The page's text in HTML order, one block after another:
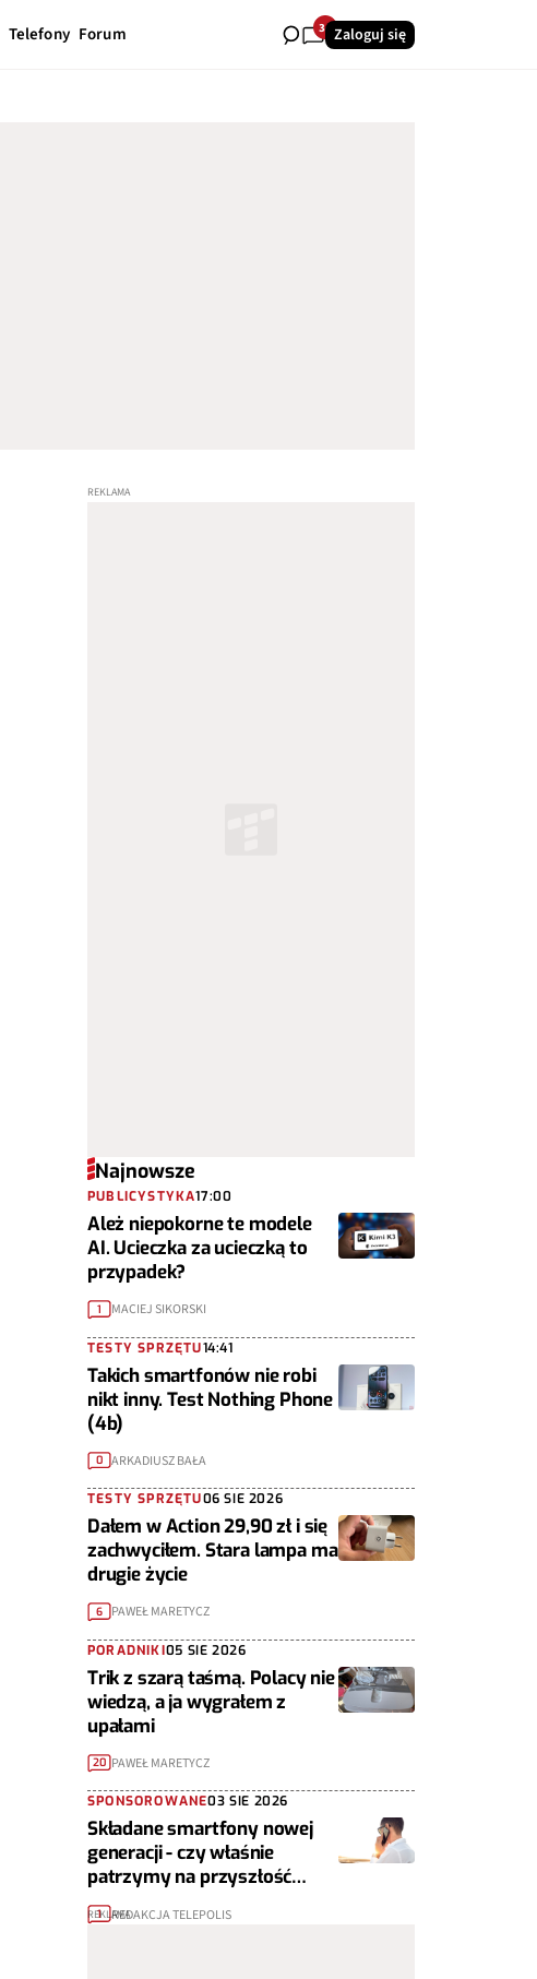
Telefony Forum 34Zaloguj się
Najnowsze
PUBLICYSTYKA17:00
Ależ niepokorne te modele
AI. Ucieczka za ucieczką to
przypadek?
1 MACIEJ SIKORSKI
TESTY SPRZĘTU14:41
Takich smartfonów nie robi
nikt inny. Test Nothing Phone
(4b)
0 ARKADIUSZ BAŁA
TESTY SPRZĘTU06 SIE 2026
Dałem w Action 29,90 zł i się
zachwyciłem. Stara lampa ma
drugie życie
6 PAWEŁ MARETYCZ
PORADNIKI05 SIE 2026
Trik z szarą taśmą. Polacy nie
wiedzą, a ja wygrałem z
upałami
20 PAWEŁ MARETYCZ
SPONSOROWANE03 SIE 2026
Składane smartfony nowej
generacji - czy właśnie
patrzymy na przyszłość
urządzeń mobilnych?
1 REDAKCJA TELEPOLIS